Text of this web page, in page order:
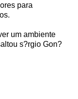
para
um ambiente
s?rgio Gon?